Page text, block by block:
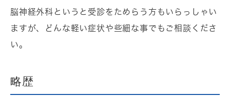
脳神経外科というと受診をためらう方もいらっしゃい
ますが、どんな軽い症状や些細な事でもご相談くださ
い。
略歴